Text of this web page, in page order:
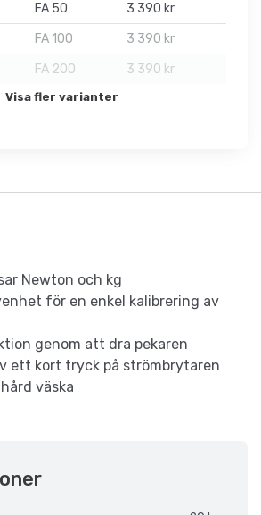
FA 50
3 390 kr
FA 100
3 390 kr
FA 200 3 390 kr
Visa fler varianter
Newton och kg
för en enkel kalibrering av
genom att dra pekaren
ett kort tryck på strömbrytaren
väska